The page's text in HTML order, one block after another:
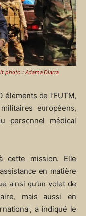
photo : Adama Diarra
éléments de l’EUTM,
européens,
personnel médical
cette mission. Elle
en matière
ainsi qu’un volet de
mais aussi en
a indiqué le